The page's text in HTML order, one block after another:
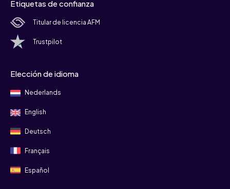
Etiquetas de confianza
Titular de licencia AFM
Trustpilot
Elección de idioma
Nederlands
English
Deutsch
Français
Español